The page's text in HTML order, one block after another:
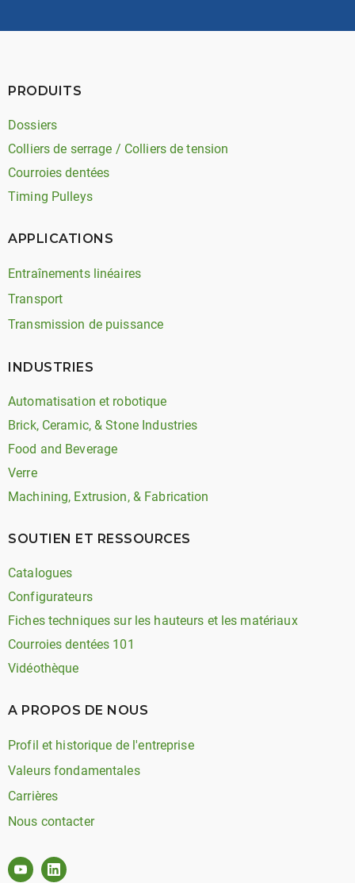
PRODUITS
Dossiers
Colliers de serrage / Colliers de tension
Courroies dentées
Timing Pulleys
APPLICATIONS
Entraînements linéaires
Transport
Transmission de puissance
INDUSTRIES
Automatisation et robotique
Brick, Ceramic, & Stone Industries
Food and Beverage
Verre
Machining, Extrusion, & Fabrication
SOUTIEN ET RESSOURCES
Catalogues
Configurateurs
Fiches techniques sur les hauteurs et les matériaux
Courroies dentées 101
Vidéothèque
A PROPOS DE NOUS
Profil et historique de l'entreprise
Valeurs fondamentales
Carrières
Nous contacter